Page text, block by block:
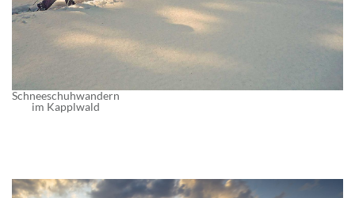
Schneeschuhwandern
im Kapplwald